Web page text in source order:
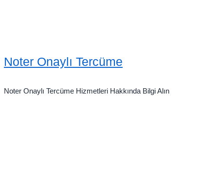
Noter Onaylı Tercüme
Noter Onaylı Tercüme Hizmetleri Hakkında Bilgi Alın